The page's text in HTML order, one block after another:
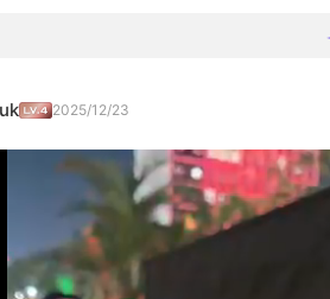
2025/12/23